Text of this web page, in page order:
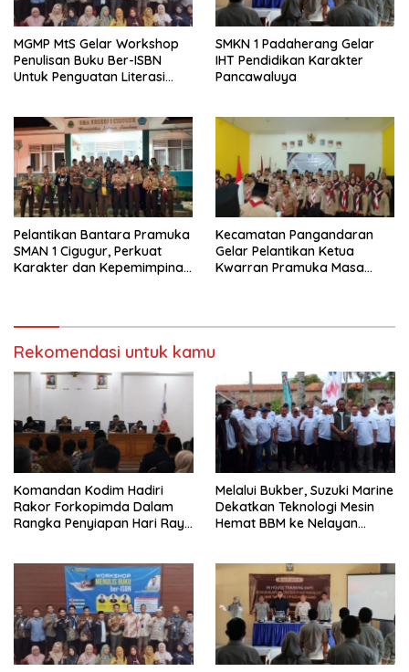
MGMP MtS Gelar Workshop
Penulisan Buku Ber-ISBN
Untuk Penguatan Literasi
SMKN 1 Padaherang Gelar
IHT Pendidikan Karakter
Pancawaluya
Pelantikan Bantara Pramuka
SMAN 1 Cigugur, Perkuat
Karakter dan Kepemimpinan
Kecamatan Pangandaran
Gelar Pelantikan Ketua
Kwarran Pramuka Masa
Rekomendasi untuk kamu
Komandan Kodim Hadiri
Rakor Forkopimda Dalam
Rangka Penyiapan Hari Raya
Melalui Bukber, Suzuki Marine
Dekatkan Teknologi Mesin
Hemat BBM ke Nelayan